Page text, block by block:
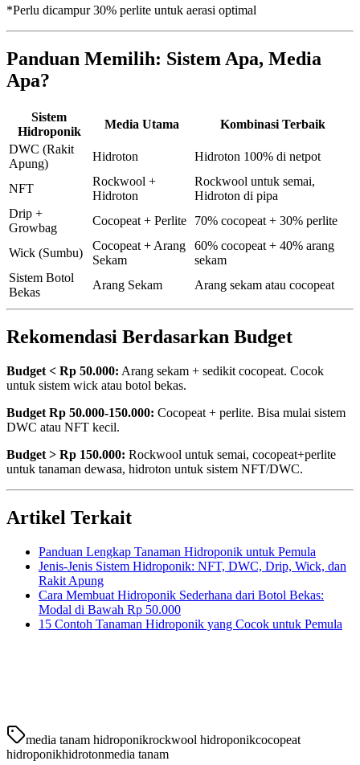
*Perlu dicampur 30% perlite untuk aerasi optimal
Panduan Memilih: Sistem Apa, Media
Apa?
Sistem
Hidroponik
Media Utama
Kombinasi Terbaik
DWC (Rakit
Apung)
Hidroton Hidroton 100% di netpot
NFT
Rockwool +
Hidroton
Rockwool untuk semai,
Hidroton di pipa
Drip +
Growbag
Cocopeat + Perlite 70% cocopeat + 30% perlite
Wick (Sumbu)
Cocopeat + Arang
Sekam
60% cocopeat + 40% arang
sekam
Sistem Botol
Bekas
Arang Sekam Arang sekam atau cocopeat
Rekomendasi Berdasarkan Budget
Budget < Rp 50.000: Arang sekam + sedikit cocopeat. Cocok
untuk sistem wick atau botol bekas.
Budget Rp 50.000-150.000: Cocopeat + perlite. Bisa mulai sistem
DWC atau NFT kecil.
Budget > Rp 150.000: Rockwool untuk semai, cocopeat+perlite
untuk tanaman dewasa, hidroton untuk sistem NFT/DWC.
Artikel Terkait
Panduan Lengkap Tanaman Hidroponik untuk Pemula
Jenis-Jenis Sistem Hidroponik: NFT, DWC, Drip, Wick, dan
Rakit Apung
Cara Membuat Hidroponik Sederhana dari Botol Bekas:
Modal di Bawah Rp 50.000
15 Contoh Tanaman Hidroponik yang Cocok untuk Pemula
media tanam hidroponikrockwool hidroponikcocopeat
hidroponikhidrotonmedia tanam